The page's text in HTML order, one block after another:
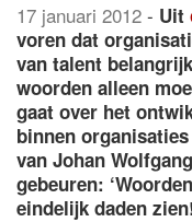
17 januari 2012 - Uit
voren dat
van talent
woorden alleen
gaat over het
binnen
van Johan
gebeuren:
eindelijk daden